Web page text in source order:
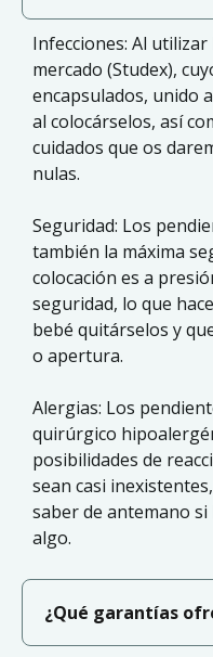
Infecciones: Al
mercado (Studex),
encapsulados, unido
al colocárselos, así
cuidados que os
nulas.
Seguridad: Los
también la máxima
colocación es a
seguridad, lo que
bebé quitárselos y
o apertura.
Alergias: Los
quirúrgico
posibilidades de
sean casi
saber de antemano
algo.
¿Qué garantías